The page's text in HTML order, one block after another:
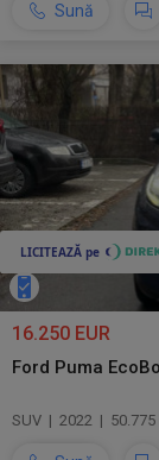
Sună
16.250 EUR
Ford Puma
SUV | 2022 |